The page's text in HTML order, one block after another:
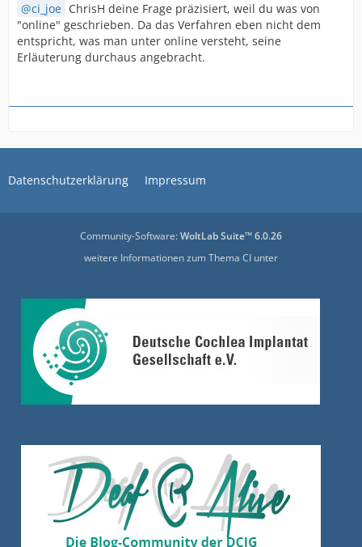
ci_joe ChrisH deine Frage präzisiert, weil du was von
"online" geschrieben. Da das Verfahren eben nicht dem
entspricht, was man unter online versteht, seine
Erläuterung durchaus angebracht.
Datenschutzerklärung Impressum
Community-Software:WoltLab Suite™ 6.0.26
weitere Informationen zum Thema CI unter